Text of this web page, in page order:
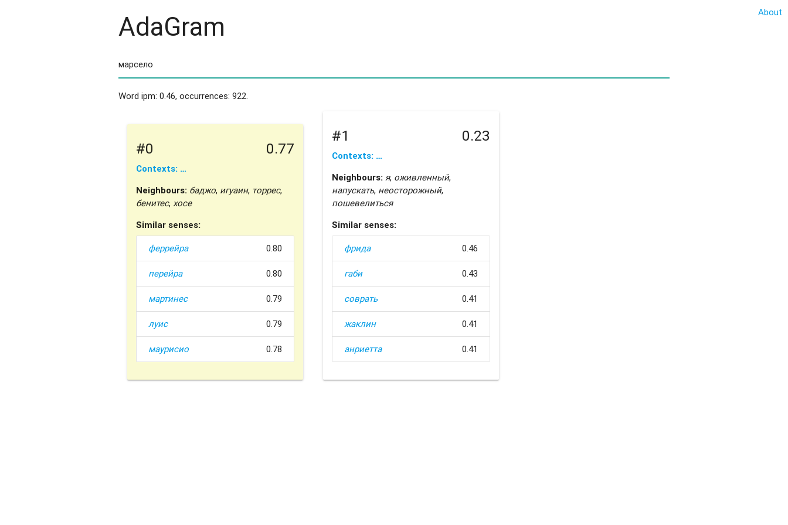
About
AdaGram
Word ipm: 0.46, occurrences: 922.
#0 0.77
Contexts: …
Neighbours: баджо, игуаин, торрес,
бенитес, хосе
Similar senses:
феррейра 0.80
перейра 0.80
мартинес 0.79
луис 0.79
маурисио 0.78
#1 0.23
Contexts: …
Neighbours: я, оживленный,
напускать, неосторожный,
пошевелиться
Similar senses:
фрида 0.46
габи 0.43
соврать 0.41
жаклин 0.41
анриетта 0.41